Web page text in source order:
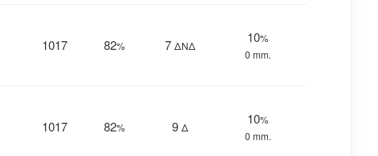
1017 82% 7 ΔΝΔ
10%
0 mm.
1017 82% 9 Δ
10%
0 mm.